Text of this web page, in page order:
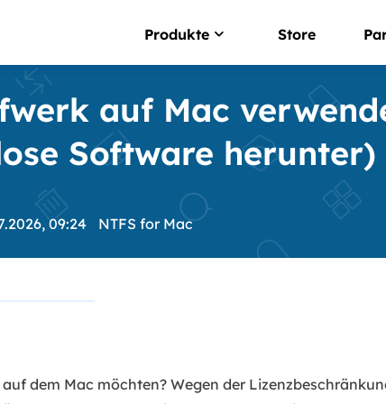
Produkte
NTFS For Mac
Intelligenter NTFS-
EaseUS BitWiper
Sensible Daten löschen
OS2Go
Windows To Go Ersteller
Systemoptimierung
Store
auf Mac
Software herunter)
09:24 NTFS for Mac
dem Mac möchten? Wegen der